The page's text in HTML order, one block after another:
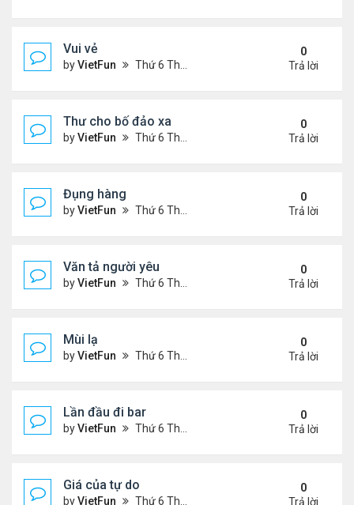
Vui vẻ
byVietFun Thứ 6 Tháng 11 05, 2021 3:07 pm
0
Trả lời
Thư cho bố đảo xa
byVietFun Thứ 6 Tháng 11 05, 2021 3:06 pm
0
Trả lời
Đụng hàng
byVietFun Thứ 6 Tháng 11 05, 2021 3:02 pm
0
Trả lời
Văn tả người yêu
byVietFun Thứ 6 Tháng 11 05, 2021 2:49 pm
0
Trả lời
Mùi lạ
byVietFun Thứ 6 Tháng 11 05, 2021 2:42 pm
0
Trả lời
Lần đầu đi bar
byVietFun Thứ 6 Tháng 11 05, 2021 2:40 pm
0
Trả lời
Giá của tự do
byVietFun Thứ 6 Tháng 11 05, 2021 1:38 pm
0
Trả lời